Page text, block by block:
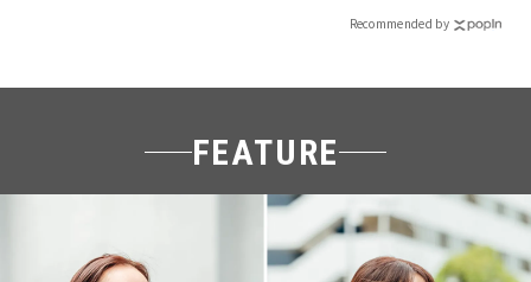
Recommended by
FEATURE